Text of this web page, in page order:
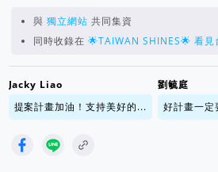
與 獨立網站 共同集資
同時收錄在 🌟TAIWAN SHINES🌟 看見
Jacky Liao
提案計畫加油！支持美好的...
劉毓庭
好計畫一定